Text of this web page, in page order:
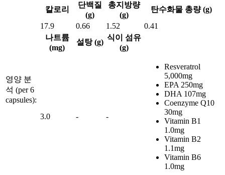
영양 분
석 (per 6
capsules):
칼로리
단백질
(g)
총지방량
(g)
탄수화물 총량 (g)
17.9
0.66 1.52
0.41
나트륨
(mg)
설탕 (g)
식이 섬유
(g)
3.0 - -
Resveratrol
5,000mg
EPA 250mg
DHA 107mg
Coenzyme Q10
30mg
Vitamin B1
1.0mg
Vitamin B2
1.1mg
Vitamin B6
1.0mg